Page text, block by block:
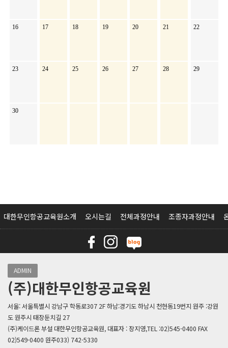
16 17 18 19 20 21 22
23 24 25 26 27 28 29
30
대한무인항공교육원소개 오시는길 전체과정안내 조종자과정안내
ADMIN
(주)대한무인항공교육원
서울: 서울특별시 강남구 학동로307 2F 하남:경기도 하남시 천현동19번지 원주 :강원
도 원주시 태장둔치길 27
(주)케이드론 부설 대한무인항공교육원, 대표자 : 장지영,TEL :02)545-0400 FAX
02)549-0400 원주033) 742-5330